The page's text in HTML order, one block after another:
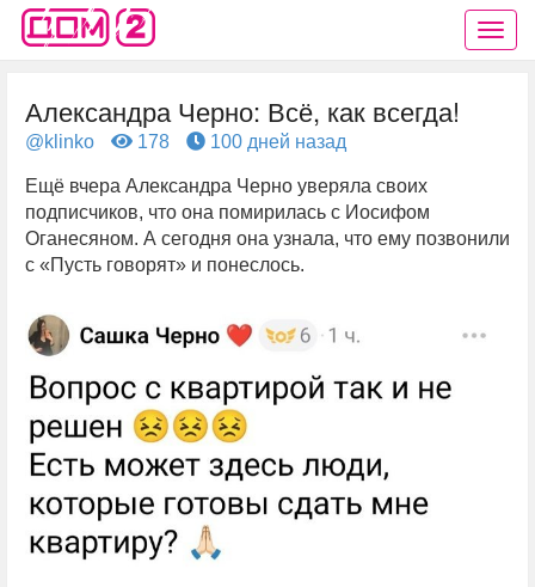
Александра Черно: Всё, как всегда!
@klinko 178 100 дней назад
Ещё вчера Александра Черно уверяла своих
подписчиков, что она помирилась с Иосифом
Оганесяном. А сегодня она узнала, что ему позвонили
с «Пусть говорят» и понеслось.